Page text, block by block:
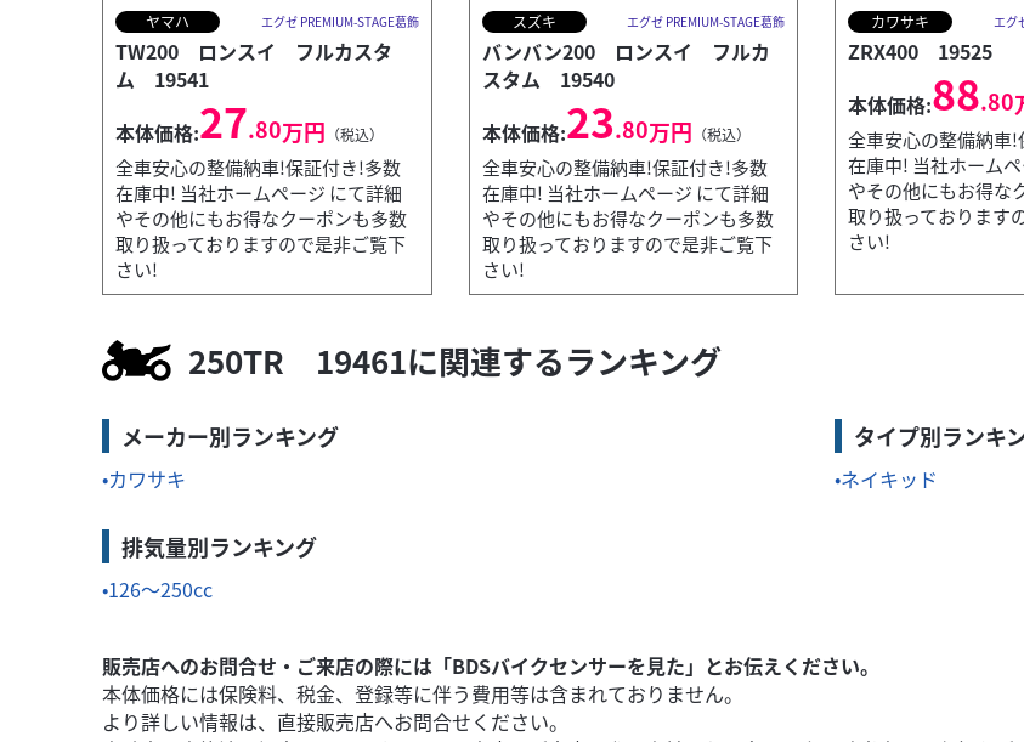
STAGE葛飾
ZRX400 19539
本体価格:69 .80万円 （税込）
全車安心の整備納車!保証付き!多数在庫中! 当社ホームページ にて詳細やその他にもお得なクーポンも多
ヤマハ エグゼ PREMIUM-STAGE葛飾
TW200 ロンスイ フルカスタ
ム 19541
本体価格:27.80万円 （税込）
全車安心の整備納車!保証付き!多数
在庫中! 当社ホームページ にて詳細
やその他にもお得なクーポンも多数
取り扱っておりますので是非ご覧下
さい!
スズキ エグゼ PREMIUM-STAGE葛飾
バンバン200 ロンスイ フルカ
スタム 19540
本体価格:23.80万円 （税込）
全車安心の整備納車!保証付き!多数
在庫中! 当社ホームページ にて詳細
やその他にもお得なクーポンも多数
取り扱っておりますので是非ご覧下
さい!
カワサキ エグ
ZRX400 19525
本体価格:88.80
全車安心の整備納車
在庫中! 当社ホーム
やその他にもお得な
取り扱っております
さい!
250TR 19461に関連するランキング
メーカー別ランキング
カワサキ
タイプ別ランキ
ネイキッド
排気量別ランキング
126～250cc
販売店へのお問合せ・ご来店の際には「BDSバイクセンサーを見た」とお伝えください。
本体価格には保険料、税金、登録等に伴う費用等は含まれておりません。
より詳しい情報は、直接販売店へお問合せください。